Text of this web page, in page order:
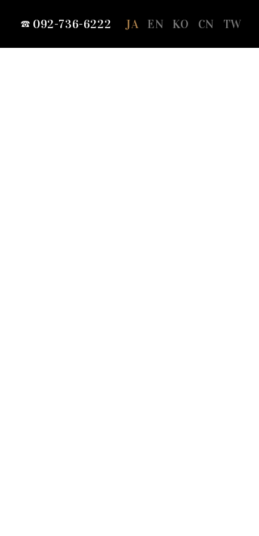
092-736-6222 JA EN KO CN TW